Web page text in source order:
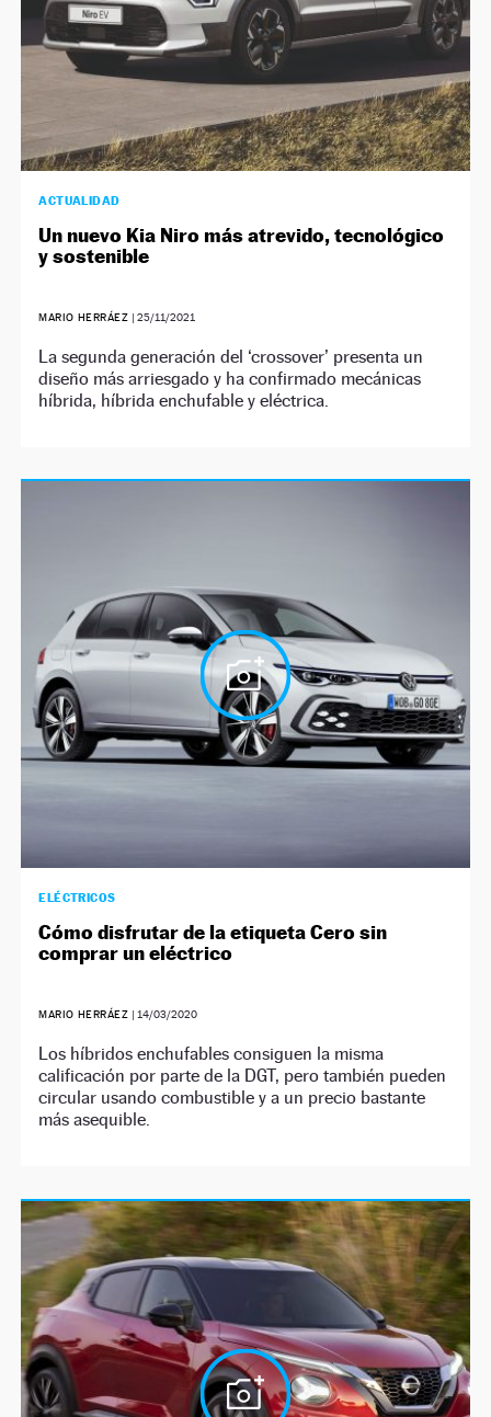
ACTUALIDAD
Un nuevo Kia Niro más atrevido, tecnológico
y sostenible
MARIO HERRÁEZ | 25/11/2021
La segunda generación del ‘crossover’ presenta un
diseño más arriesgado y ha confirmado mecánicas
híbrida, híbrida enchufable y eléctrica.
ELÉCTRICOS
Cómo disfrutar de la etiqueta Cero sin
comprar un eléctrico
MARIO HERRÁEZ | 14/03/2020
Los híbridos enchufables consiguen la misma
calificación por parte de la DGT, pero también pueden
circular usando combustible y a un precio bastante
más asequible.